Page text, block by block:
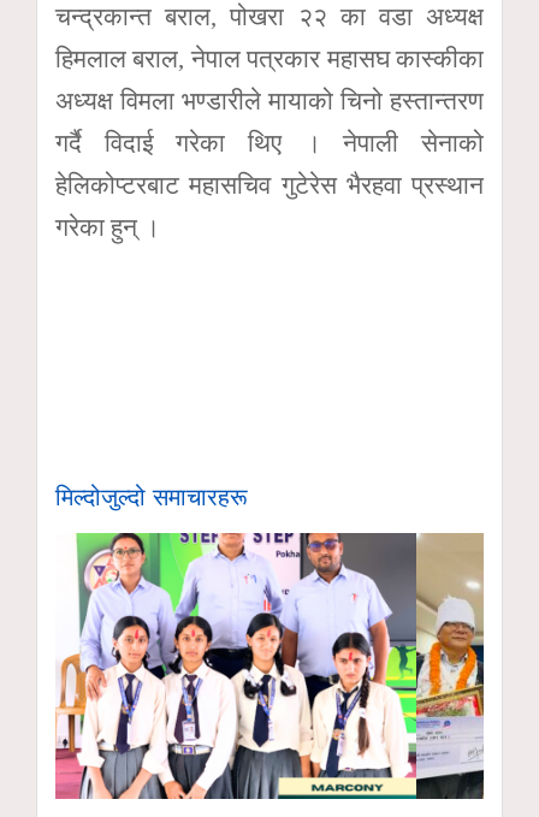
चन्द्रकान्त बराल, पोखरा २२ का वडा अध्यक्ष
हिमलाल बराल, नेपाल पत्रकार महासघ कास्कीका
अध्यक्ष विमला भण्डारीले मायाको चिनो हस्तान्तरण
गर्दै विदाई गरेका थिए । नेपाली सेनाको
हेलिकोप्टरबाट महासचिव गुटेरेस भैरहवा प्रस्थान
गरेका हुन् ।
मिल्दोजुल्दो समाचारहरू